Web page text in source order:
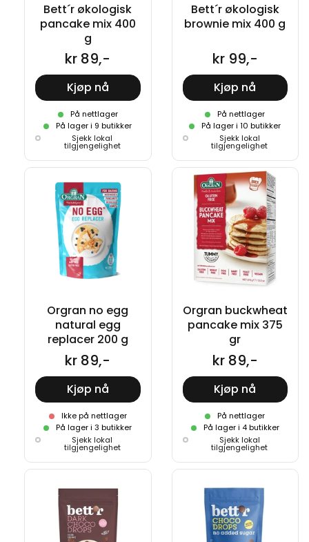
Bett´r økologisk
pancake mix 400
g
kr 89,-
Kjøp nå
På nettlager
På lager i 9 butikker
Sjekk lokal
tilgjengelighet
Bett´r økologisk
brownie mix 400 g
kr 99,-
Kjøp nå
På nettlager
På lager i 10 butikker
Sjekk lokal
tilgjengelighet
Orgran no egg
natural egg
replacer 200 g
kr 89,-
Kjøp nå
Ikke på nettlager
På lager i 3 butikker
Sjekk lokal
tilgjengelighet
Orgran buckwheat
pancake mix 375
gr
kr 89,-
Kjøp nå
På nettlager
På lager i 4 butikker
Sjekk lokal
tilgjengelighet